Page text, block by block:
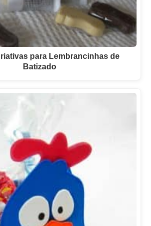
para Lembrancinhas de
Batizado